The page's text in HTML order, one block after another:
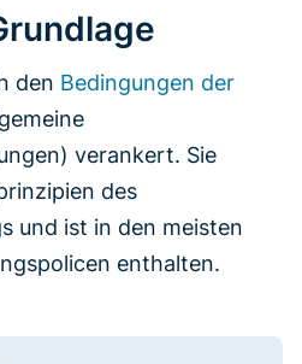
den Bedingungen der
verankert. Sie
des
und ist in den meisten
enthalten.